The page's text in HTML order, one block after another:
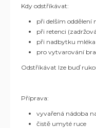
Kdy odstříkávat:
při delším oddělení
při retenci
při nadbytku mléka
pro vytvarování
Odstříkávat lze buď
Příprava:
vyvařená nádoba
čistě umyté ruce